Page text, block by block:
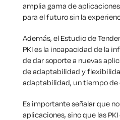
amplia gama de
para el futuro sin la
Además, el Estudio de
PKI es la incapacidad de la
de dar soporte a nuevas
de adaptabilidad y
adaptabilidad, un tiempo
Es importante señalar que
aplicaciones, sino que las